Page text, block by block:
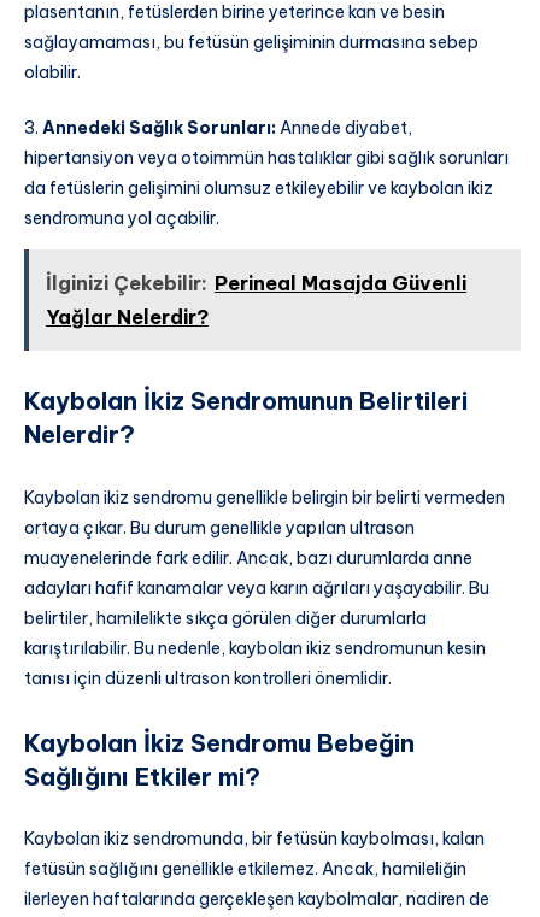
plasentanın, fetüslerden birine yeterince kan ve besin
sağlayamaması, bu fetüsün gelişiminin durmasına sebep
olabilir.
3. Annedeki Sağlık Sorunları:Annede diyabet,
hipertansiyon veya otoimmün hastalıklar gibi sağlık sorunları
da fetüslerin gelişimini olumsuz etkileyebilir ve kaybolan ikiz
sendromuna yol açabilir.
İlginizi Çekebilir: Perineal Masajda Güvenli
Yağlar Nelerdir?
Kaybolan İkiz Sendromunun Belirtileri
Nelerdir?
Kaybolan ikiz sendromu genellikle belirgin bir belirti vermeden
ortaya çıkar. Bu durum genellikle yapılan ultrason
muayenelerinde fark edilir. Ancak, bazı durumlarda anne
adayları hafif kanamalar veya karın ağrıları yaşayabilir. Bu
belirtiler, hamilelikte sıkça görülen diğer durumlarla
karıştırılabilir. Bu nedenle, kaybolan ikiz sendromunun kesin
tanısı için düzenli ultrason kontrolleri önemlidir.
Kaybolan İkiz Sendromu Bebeğin
Sağlığını Etkiler mi?
Kaybolan ikiz sendromunda, bir fetüsün kaybolması, kalan
fetüsün sağlığını genellikle etkilemez. Ancak, hamileliğin
ilerleyen haftalarında gerçekleşen kaybolmalar, nadiren de